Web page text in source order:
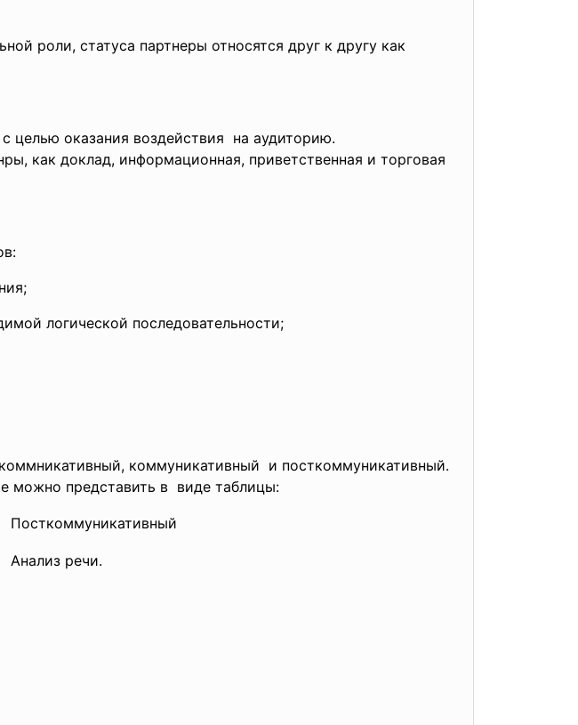
роли, статуса партнеры относятся друг к другу как
целью оказания воздействия на аудиторию.
как доклад, информационная, приветственная и торговая
логической последовательности;
коммуникативный и посткоммуникативный.
можно представить в виде таблицы:
Посткоммуникативный
Анализ речи.